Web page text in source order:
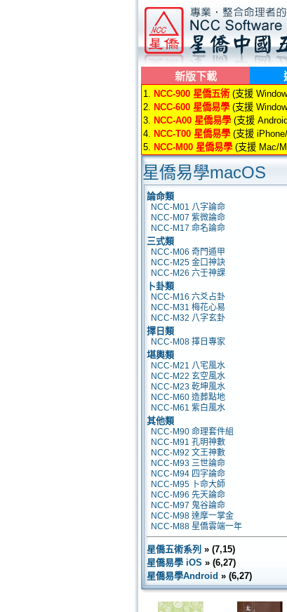
新版下載
1. NCC-900 星僑五術(支援
2. NCC-600 星僑易學(支援
3. NCC-A00 星僑易學(支援
4. NCC-T00 星僑易學(支援
5. NCC-M00 星僑易學(支援 Mac/
星僑易學macOS
論命類
NCC-M01 八字論命
NCC-M07 紫微論命
NCC-M17 命名論命
三式類
NCC-M06 奇門遁甲
NCC-M25 金口神訣
NCC-M26 六壬神課
卜卦類
NCC-M16 六爻占卦
NCC-M31 梅花心易
NCC-M32 八字玄卦
擇日類
NCC-M08 擇日專家
堪輿類
NCC-M21 八宅風水
NCC-M22 玄空風水
NCC-M23 乾坤風水
NCC-M60 造葬點地
NCC-M61 紫白風水
其他類
NCC-M90 命理套件組
NCC-M91 孔明神數
NCC-M92 文王神數
NCC-M93 三世論命
NCC-M94 四字論命
NCC-M95 卜命大師
NCC-M96 先天論命
NCC-M97 鬼谷論命
NCC-M98 達摩一掌金
NCC-M88 星僑雲端一年
星僑五術系列 » (7,15)
星僑易學 iOS » (6,27)
星僑易學Android » (6,27)